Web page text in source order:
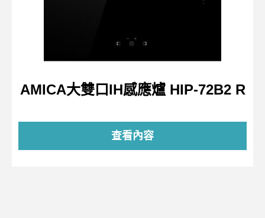
AMICA大雙口IH感應爐 HIP-72B2 R
查看內容